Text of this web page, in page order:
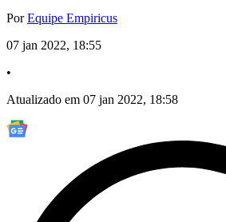
PorEquipe Empiricus
07 jan 2022, 18:55
•
Atualizado em 07 jan 2022, 18:58